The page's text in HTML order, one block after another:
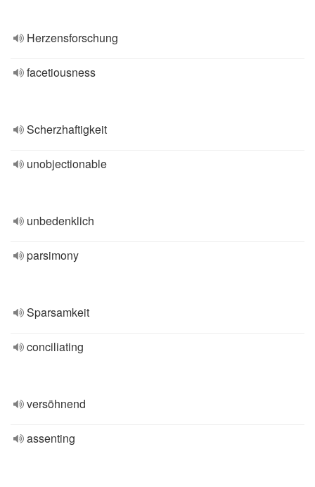
Herzensforschung
facetiousness
Scherzhaftigkeit
unobjectionable
unbedenklich
parsimony
Sparsamkeit
conciliating
versöhnend
assenting